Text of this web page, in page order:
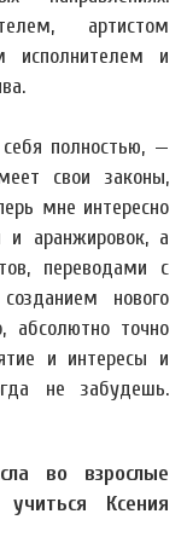
артистом
исполнителем и
полностью, —
свои законы,
мне интересно
и аранжировок, а
переводами с
нового
абсолютно точно
и интересы и
не забудешь.
во взрослые
Ксения